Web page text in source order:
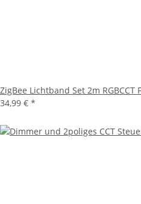
ZigBee Lichtband Set 2m RGBCCT
34,99 € *